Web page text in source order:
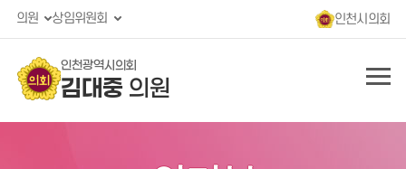
의원 상임위원회 인천시의회
인천광역시의회
김대중 의원